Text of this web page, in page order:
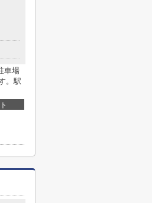
車場
。駅